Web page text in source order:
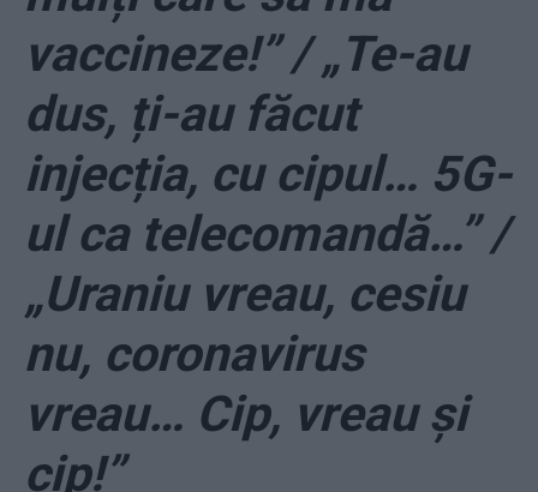
vaccineze!” / „Te-au
dus, ți-au făcut
injecția, cu cipul… 5G-
ul ca telecomandă…” /
„Uraniu vreau, cesiu
nu, coronavirus
vreau… Cip, vreau și
cip!”